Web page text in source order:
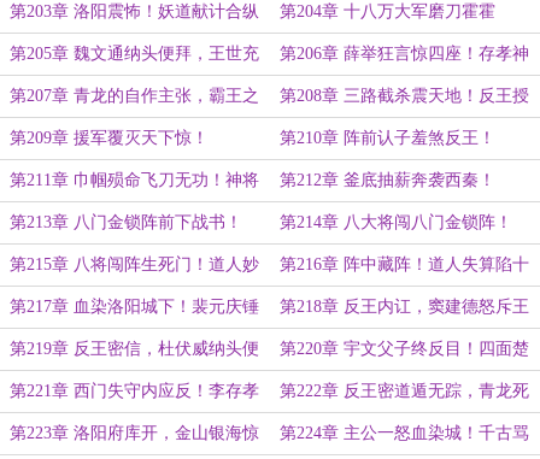
楼！
第203章 洛阳震怖！妖道献计合纵
连横！
第204章 十八万大军磨刀霍霍
第205章 魏文通纳头便拜，王世充
殿前宴反王！
第206章 薛举狂言惊四座！存孝神
威震洛阳！
第207章 青龙的自作主张，霸王之
子命丧槊下！
第208章 三路截杀震天地！反王授
首！
第209章 援军覆灭天下惊！ 第210章 阵前认子羞煞反王！
第211章 巾帼殒命飞刀无功！神将
一枪钉死城门！
第212章 釜底抽薪奔袭西秦！
第213章 八门金锁阵前下战书！ 第214章 八大将闯八门金锁阵！
第215章 八将闯阵生死门！道人妙
计成死计！
第216章 阵中藏阵！道人失算陷十
万大军！
第217章 血染洛阳城下！裴元庆锤
震反王胆！
第218章 反王内讧，窦建德怒斥王
世充！
第219章 反王密信，杜伏威纳头便
拜！
第220章 宇文父子终反目！四面楚
歌定乾坤！
第221章 西门失守内应反！李存孝
神威盖世
第222章 反王密道遁无踪，青龙死
谏血溅金銮！
第223章 洛阳府库开，金山银海惊 第224章 主公一怒血染城！千古骂